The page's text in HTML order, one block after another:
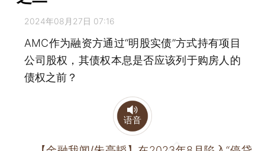
2024年08月27日 07:16
AMC作为融资方通过“明股实债”方式持有项目
公司股权，其债权本息是否应该列于购房人的
债权之前？
语音